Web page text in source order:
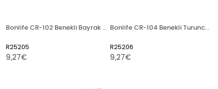
Bonlife CR-102 Benekli Bayrak Kırmızı 400 Gr Seramik Artistik Sır
R25205
9,27€
Bonlife CR-104 Benekli Turuncu 400 Gr Seramik Artistik Sır
R25206
9,27€